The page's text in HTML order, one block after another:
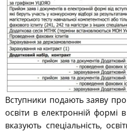
Вступники подають заяву
освіти в електронній формі
вказують спеціальність,